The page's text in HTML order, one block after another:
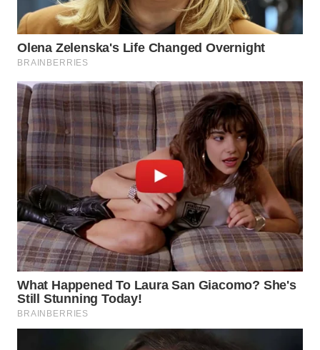
BINJAI
WN
CIREBON
WN
INDRAMAYU
WN
KUNINGAN
WN
MAJALENGKA
WN
SUBANG
WN